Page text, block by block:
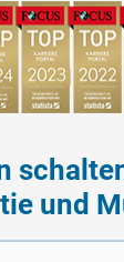
und